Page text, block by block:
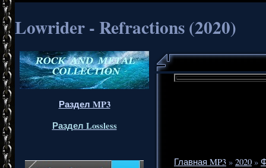
Lowrider - Refractions (2020)
Раздел MP3
Раздел Lossless
Главная MP3 » 2020 »